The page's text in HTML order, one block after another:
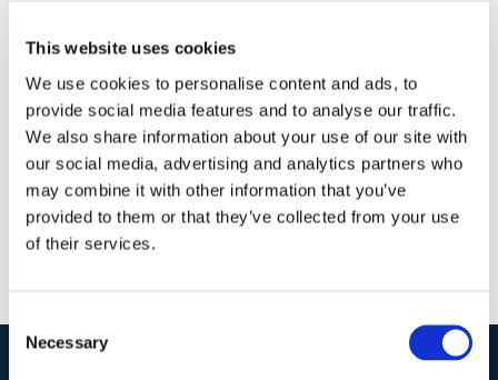
This website uses cookies
We use cookies to personalise content and ads, to
provide social media features and to analyse our traffic.
We also share information about your use of our site with
our social media, advertising and analytics partners who
may combine it with other information that you’ve
provided to them or that they’ve collected from your use
of their services.
Selection
Necessary
5 Marzo 2015 | Articoli,Diritto civile | 0 Commenti
Continua a leggere